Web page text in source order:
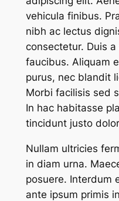
vehicula finibus.
nibh ac lectus
consectetur. Duis
faucibus. Aliquam
purus, nec blandit
Morbi facilisis sed
In hac habitasse
tincidunt justo
Nullam ultricies
in diam urna.
posuere. Interdum
ante ipsum primis